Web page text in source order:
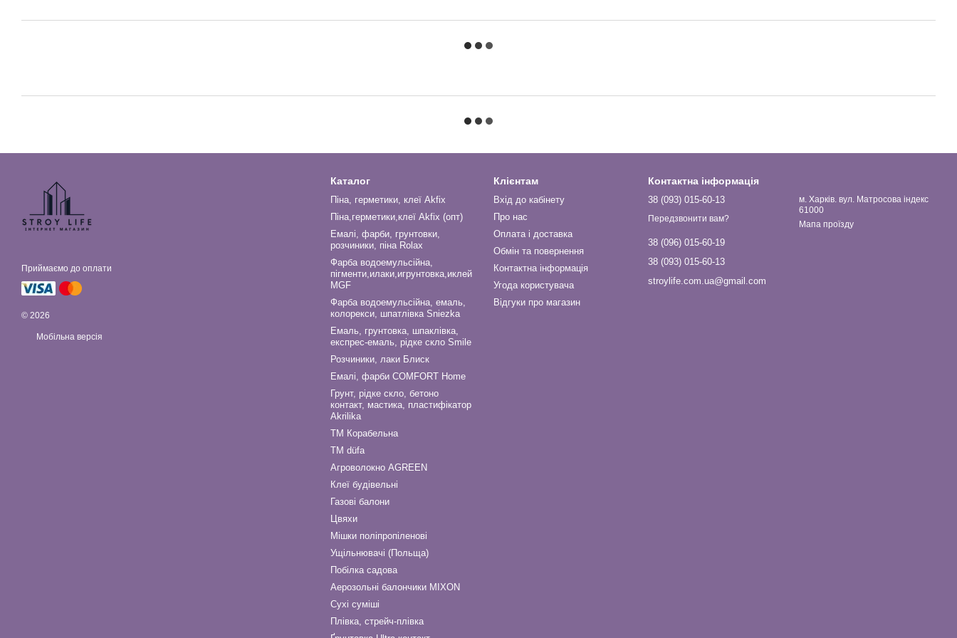
Приймаємо до оплати
© 2026
Мобільна версія
Каталог
Піна, герметики, клеї Akfix
Піна,герметики,клеї Akfix (опт)
Емалі, фарби, грунтовки,
розчиники, піна Rolax
Фарба водоемульсійна,
пігменти,илаки,игрунтовка,иклей
MGF
Фарба водоемульсійна, емаль,
колорекси, шпатлівка Sniezka
Емаль, грунтовка, шпаклівка,
експрес-емаль, рідке скло Smile
Розчиники, лаки Блиск
Емалі, фарби COMFORT Home
Грунт, рідке скло, бетоно
контакт, мастика, пластифікатор
Akrilika
ТМ Корабельна
ТМ düfa
Агроволокно AGREEN
Клеї будівельні
Газові балони
Цвяхи
Мішки поліпропіленові
Ущільнювачі (Польща)
Побілка садова
Аерозольні балончики MIXON
Сухі суміші
Плівка, стрейч-плівка
Клієнтам
Вхід до кабінету
Про нас
Оплата і доставка
Обмін та повернення
Контактна інформація
Угода користувача
Відгуки про магазин
Контактна інформація
38 (093) 015-60-13
Передзвонити вам?
38 (096) 015-60-19
38 (093) 015-60-13
stroylife.com.ua@gmail.com
м. Харків. вул. Матросова індекс
61000
Мапа проїзду